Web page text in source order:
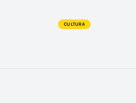
CULTURA